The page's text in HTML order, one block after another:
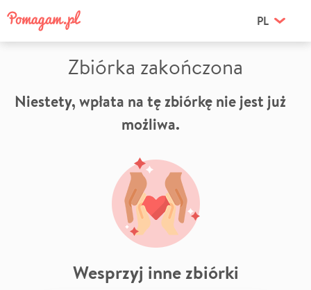
PL
Zbiórka zakończona
Niestety, wpłata na tę zbiórkę nie jest już
możliwa.
Wesprzyj inne zbiórki